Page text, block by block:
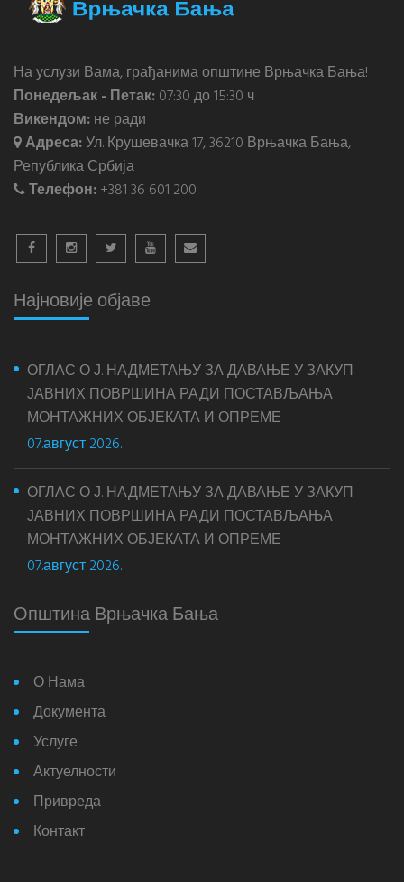
На услузи Вама, грађанима општине Врњачка Бања!
Понедељак - Петак:07:30 до 15:30 ч
Викендом:не ради
Адреса:Ул. Крушевачка 17, 36210 Врњачка Бања,
Република Србија
Телефон:+381 36 601 200
Најновије објаве
ОГЛАС О Ј. НАДМЕТАЊУ ЗА ДАВАЊЕ У ЗАКУП
ЈАВНИХ ПОВРШИНА РАДИ ПОСТАВЉАЊА
МОНТАЖНИХ ОБЈЕКАТА И ОПРЕМЕ
07.август 2026.
ОГЛАС О Ј. НАДМЕТАЊУ ЗА ДАВАЊЕ У ЗАКУП
ЈАВНИХ ПОВРШИНА РАДИ ПОСТАВЉАЊА
МОНТАЖНИХ ОБЈЕКАТА И ОПРЕМЕ
07.август 2026.
Општина Врњачка Бања
О Нама
Документа
Услуге
Актуелности
Привреда
Контакт